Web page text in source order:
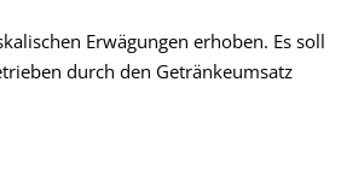
Erwägungen erhoben. Es soll
durch den Getränkeumsatz